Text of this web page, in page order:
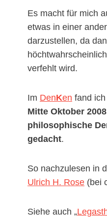
Es macht für mich
etwas in einer
darzustellen, da
verfehlt wird.
Im DenKen fand
Mitte Oktober
philosophische
gedacht.
So nachzulesen in
Ulrich H. Rose (bei
Siehe auch „